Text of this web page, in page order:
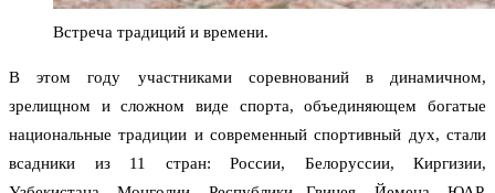
Встреча традиций и времени.
В этом году участниками соревнований в динамичном,
зрелищном и сложном виде спорта, объединяющем богатые
национальные традиции и современный спортивный дух, стали
всадники из 11 стран: России, Белоруссии, Киргизии,